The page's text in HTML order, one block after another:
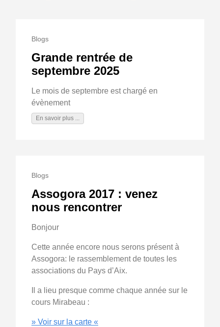
Blogs
Grande rentrée de
septembre 2025
Le mois de septembre est chargé en
évènement
En savoir plus ...
Blogs
Assogora 2017 : venez
nous rencontrer
Bonjour
Cette année encore nous serons présent à
Assogora: le rassemblement de toutes les
associations du Pays d’Aix.
Il a lieu presque comme chaque année sur le
cours Mirabeau :
» Voir sur la carte «